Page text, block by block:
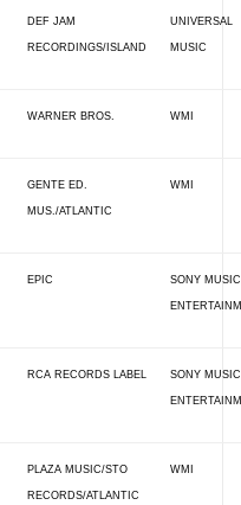
DEF JAM
RECORDINGS/ISLAND
UNIVERSAL
MUSIC
WARNER BROS. WMI
GENTE ED.
MUS./ATLANTIC
WMI
EPIC SONY MUSIC
RCA RECORDS LABEL SONY MUSIC
PLAZA MUSIC/STO
RECORDS/ATLANTIC
WMI